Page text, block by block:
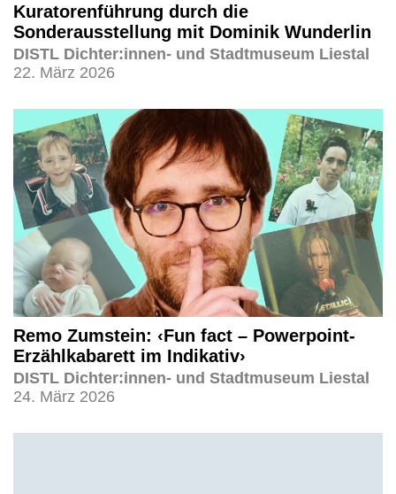
Kuratorenführung durch die
Sonderausstellung mit Dominik Wunderlin
DISTL Dichter:innen- und Stadtmuseum Liestal
22. März 2026
Remo Zumstein: ‹Fun fact – Powerpoint-
Erzählkabarett im Indikativ›
DISTL Dichter:innen- und Stadtmuseum Liestal
24. März 2026